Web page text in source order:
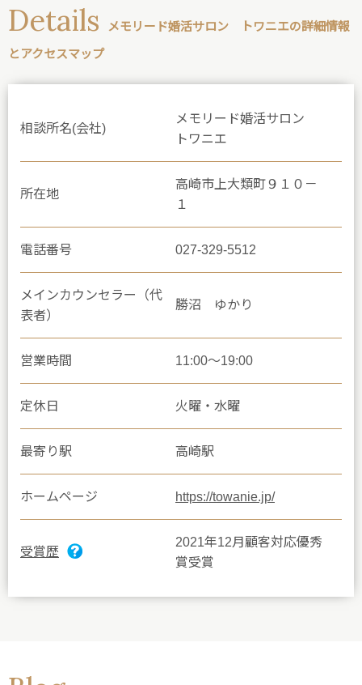
Details
メモリード婚活サロン トワニエの詳細情報
とアクセスマップ
相談所名(会社)
メモリード婚活サロン
トワニエ
所在地
高崎市上大類町９１０－
１
電話番号 027-329-5512
メインカウンセラー（代
表者）
勝沼 ゆかり
営業時間 11:00～19:00
定休日 火曜・水曜
最寄り駅 高崎駅
ホームページ https://towanie.jp/
受賞歴
2021年12月顧客対応優秀
賞受賞